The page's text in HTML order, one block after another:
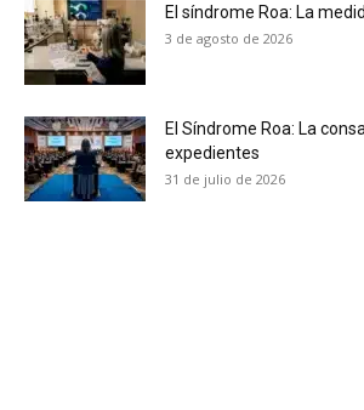
El síndrome Roa: La
3 de agosto de 2026
El Síndrome Roa: La
expedientes
31 de julio de 2026